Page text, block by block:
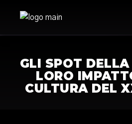
GLI SPOT DELLA
LORO
CULTURA DEL